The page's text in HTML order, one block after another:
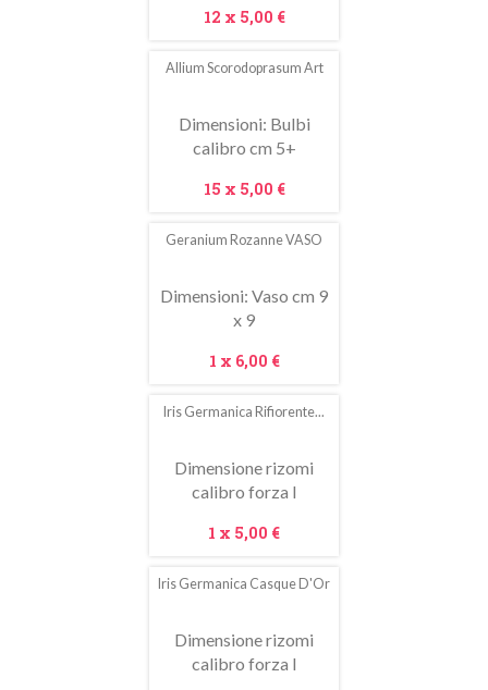
Prezzo
12 x 5,00 €
Allium Scorodoprasum Art
Dimensioni: Bulbi
calibro cm 5+
Prezzo
15 x 5,00 €
Geranium Rozanne VASO
Dimensioni: Vaso cm 9
x 9
Prezzo
1 x 6,00 €
Iris Germanica Rifiorente...
Dimensione rizomi
calibro forza I
Prezzo
1 x 5,00 €
Iris Germanica Casque D'Or
Dimensione rizomi
calibro forza I